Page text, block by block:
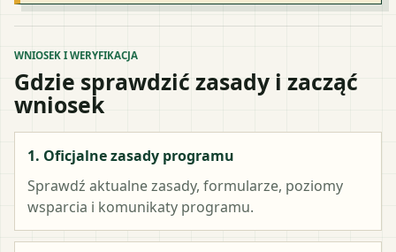
WNIOSEK I WERYFIKACJA
Gdzie sprawdzić zasady i zacząć
wniosek
1. Oficjalne zasady programu
Sprawdź aktualne zasady, formularze, poziomy
wsparcia i komunikaty programu.